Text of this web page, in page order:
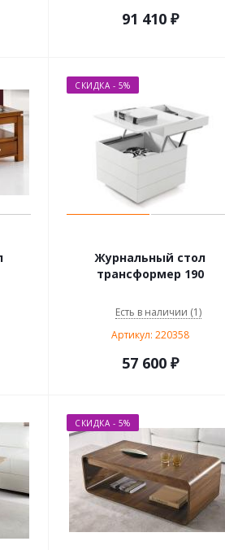
91 410₽
СКИДКА - 5%
Журнальный стол
трансформер 190
Есть в наличии (1)
Артикул: 220358
57 600₽
СКИДКА - 5%